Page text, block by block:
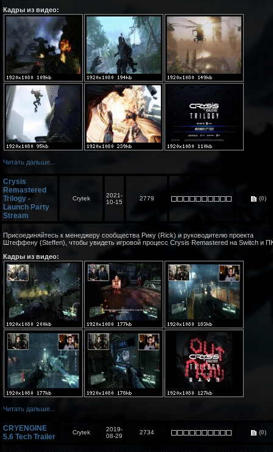
Кадры из видео:
Читать дальше...
Crysis
Remastered
Trilogy -
Launch Party
Stream
Crytek
2021-
10-15
2779 (0)
Присоединяйтесь к менеджеру сообщества Рику (Rick) и руководителю проекта
Штеффену (Steffen), чтобы увидеть игровой процесс Crysis Remastered на Switch и
Кадры из видео:
Читать дальше...
CRYENGINE
5.6 Tech Trailer
Crytek
2019-
08-29
2734 (0)